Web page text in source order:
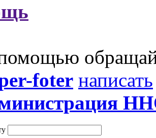
foter написать